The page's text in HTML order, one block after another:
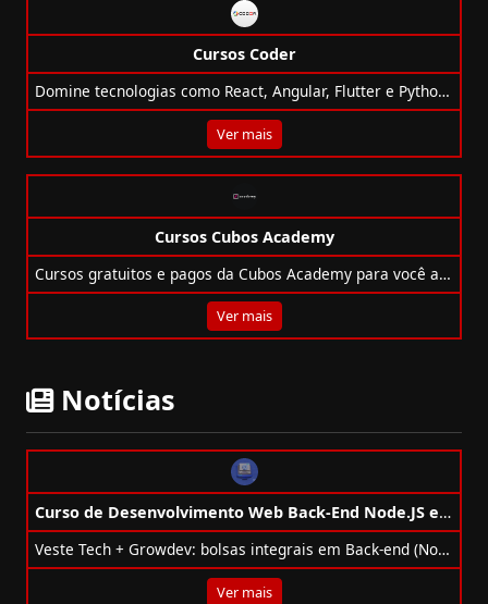
Cursos Coder
Domine tecnologias como React, Angular, Flutter e Python com os cursos gratuitos da Cod3r, ideais para acelerar sua carreira tech!
Ver mais
Cursos Cubos Academy
Cursos gratuitos e pagos da Cubos Academy para você acelerar sua carreira em tecnologia, com foco no mercado e suporte com IA.
Ver mais
Notícias
Curso de Desenvolvimento Web Back-End Node.JS e C# Gratuito
Veste Tech + Growdev: bolsas integrais em Back-end (Node.js e C#), Mobile e VTEX IO, online, com mentoria e projetos práticos.
Ver mais